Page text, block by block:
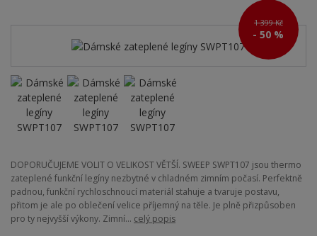
1 399 Kč
- 50 %
DOPORUČUJEME VOLIT O VELIKOST VĚTŠÍ. SWEEP SWPT107 jsou thermo
zateplené funkční legíny nezbytné v chladném zimním počasí. Perfektně
padnou, funkční rychloschnoucí materiál stahuje a tvaruje postavu,
přitom je ale po oblečení velice příjemný na těle. Je plně přizpůsoben
pro ty nejvyšší výkony. Zimní... celý popis